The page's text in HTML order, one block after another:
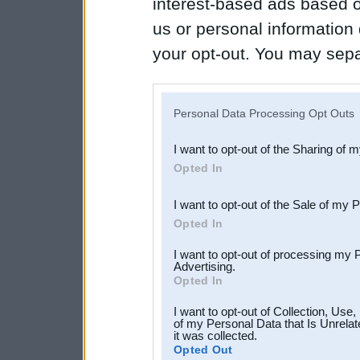
us or personal
your opt-out. You may
Downstream Participants
third parties.
Personal Data Processing Opt Outs
I want to opt-out of the Sharing of
Opted In
I want to opt-out of the Sale of my
Opted In
I want to opt-out of processing my
Advertising.
Opted In
I want to opt-out of Collection,
of my Personal Data that Is
it was collected.
Opted Out